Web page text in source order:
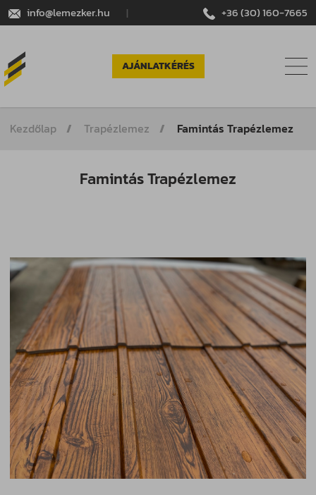
info@lemezker.hu | +36 (30) 160-7665
AJÁNLATKÉRÉS
Kezdőlap Trapézlemez Famintás Trapézlemez
Famintás Trapézlemez